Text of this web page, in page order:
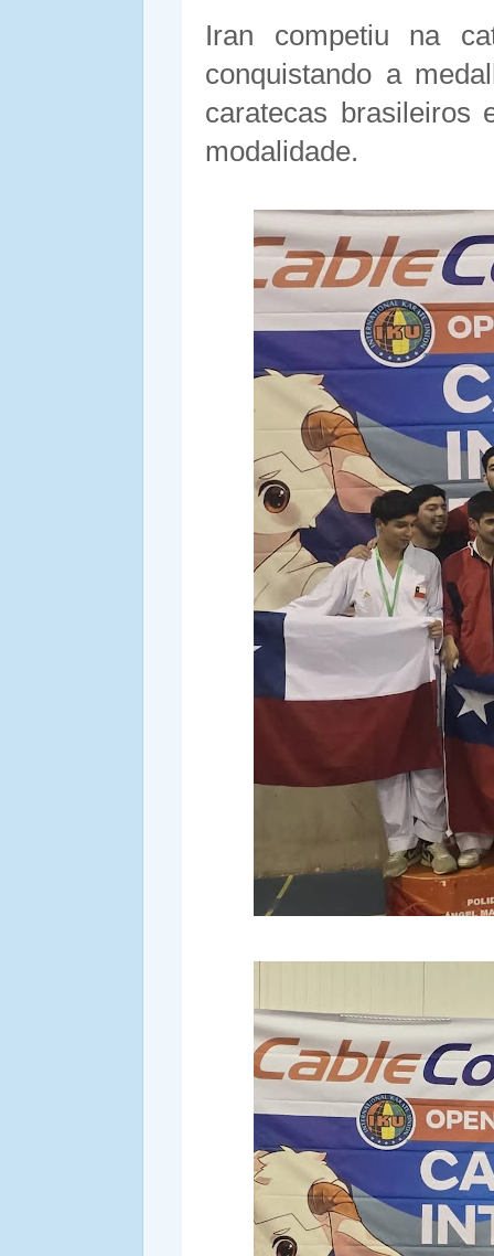
Iran competiu na
conquistando a
caratecas brasileiros
modalidade.